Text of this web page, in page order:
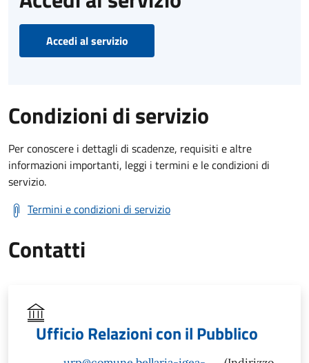
Accedi al servizio
Condizioni di servizio
Per conoscere i dettagli di scadenze, requisiti e altre
informazioni importanti, leggi i termini e le condizioni di
servizio.
Termini e condizioni di servizio
Contatti
Ufficio Relazioni con il Pubblico